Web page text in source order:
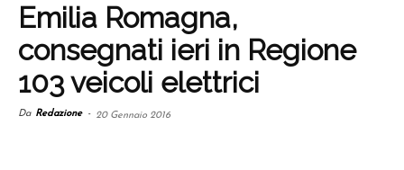
Emilia Romagna,
consegnati ieri in Regione
103 veicoli elettrici
Da Redazione - 20 Gennaio 2016